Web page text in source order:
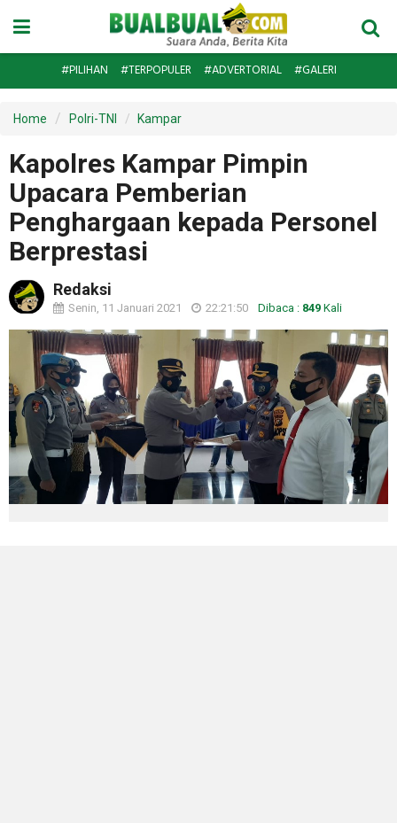
#PILIHAN #TERPOPULER #ADVERTORIAL #GALERI
Home Polri-TNI Kampar
Kapolres Kampar Pimpin
Upacara Pemberian
Penghargaan kepada Personel
Berprestasi
Redaksi
Senin, 11 Januari 2021 22:21:50 Dibaca : 849 Kali